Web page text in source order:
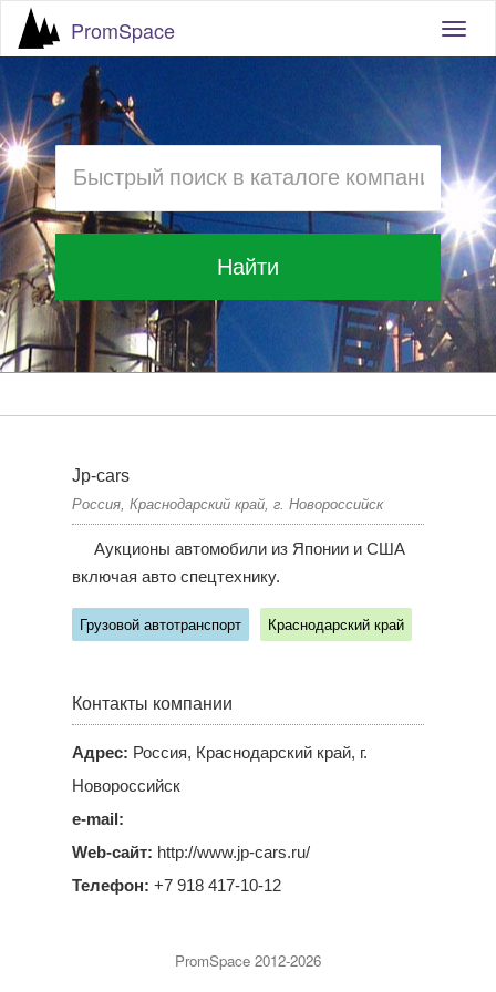
PromSpace
Найти
Jp-cars
Россия, Краснодарский край, г. Новороссийск
Аукционы автомобили из Японии и США
включая авто спецтехнику.
Грузовой автотранспорт Краснодарский край
Контакты компании
Адрес: Россия, Краснодарский край, г.
Новороссийск
e-mail:
Web-сайт: http://www.jp-cars.ru/
Телефон: +7 918 417-10-12
PromSpace 2012-2026